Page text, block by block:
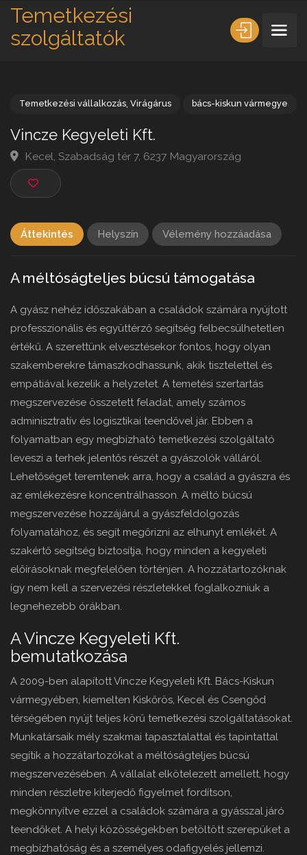
Temetkezési
szolgáltatók
Vincze Kegyeleti Kft.
Kecel, Szabadság tér 7, 6237 Magyarország
Áttekintés Helyszín Vélemény hozzáadása
A méltóságteljes búcsú támogatása
A gyász nehéz időszakában a családok számára nyújtott
professzionális és együttérző segítség felbecsülhetetlen
értékű. A szerettünk elvesztésekor fontos, hogy olyan
szakemberekre támaszkodhassunk, akik tisztelettel és
empátiával kezelik a helyzetet. A temetési szertartás
megszervezése összetett feladat, amely számos
adminisztratív és logisztikai teendővel jár. Ebben a
folyamatban egy megbízható temetkezési szolgáltató
leveszi a terhek jelentős részét a gyászolók válláról.
Lehetőséget teremtenek arra, hogy a család a gyászra és
az emlékezésre koncentrálhasson. A méltó búcsú
megszervezése hozzájárul a gyászfeldolgozás
folyamatához, és segít megőrizni az elhunyt emlékét. A
szakértő segítség biztosítja, hogy minden a kegyeleti
előírásoknak megfelelően történjen. A hozzátartozóknak
így nem kell a szervezési részletekkel foglalkozniuk a
legnehezebb órákban.
A Vincze Kegyeleti Kft.
bemutatkozása
A 2009-ben alapított Vincze Kegyeleti Kft. Bács-Kiskun
vármegyében, kiemelten Kiskőrös, Kecel és Csengőd
térségében nyújt teljes körű temetkezési szolgáltatásokat.
Munkatársaik mély szakmai tapasztalattal és tapintattal
segítik a hozzátartozókat a méltóságteljes búcsú
megszervezésében. A vállalat elkötelezett amellett, hogy
minden részletre kiterjedő figyelmet fordítson,
megkönnyítve ezzel a családok számára a gyásszal járó
teendőket. A helyi közösségekben betöltött szerepüket a
megbízhatóság és a személyes odafigyelés jellemzi.